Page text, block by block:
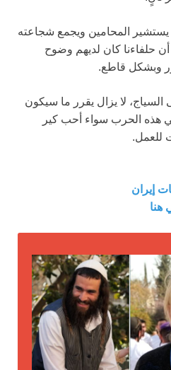
المحامين ويجمع شجاعته
حلفاءنا كان لديهم وضوح
وبشكل قاطع.
السياج، لا يزال يقرر ما سيكون
هذه الحرب سواء أحب كير
للعمل.
إيران
هنا